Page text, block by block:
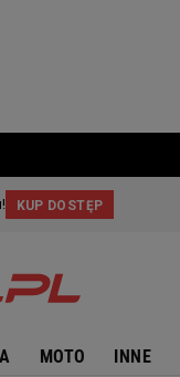
MOTO INNE